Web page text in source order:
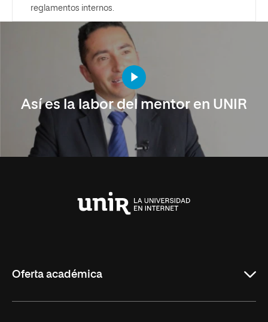
reglamentos internos.
Así es la labor del mentor en UNIR
Oferta académica